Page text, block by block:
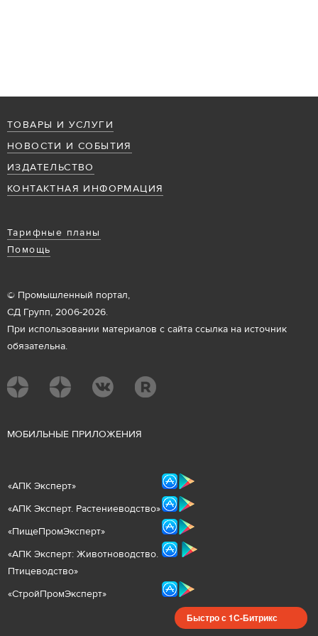
ТОВАРЫ И УСЛУГИ
НОВОСТИ И СОБЫТИЯ
ИЗДАТЕЛЬСТВО
КОНТАКТНАЯ ИНФОРМАЦИЯ
Тарифные планы
Помощь
© Промышленный портал,
СД Групп, 2006-2026.
При использовании материалов с сайта ссылка на источник
обязательна.
МОБИЛЬНЫЕ ПРИЛОЖЕНИЯ
«АПК Эксперт»
«АПК Эксперт. Растениеводство»
«ПищеПромЭксперт»
«АПК Эксперт: Животноводство.
Птицеводство»
«СтройПромЭксперт»
Быстро с 1С-Битрикс